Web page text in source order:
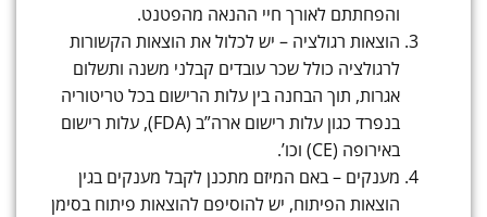
והפחתתם לאורך חיי ההנאה מהפטנט.
הוצאות רגולציה – יש לכלול את הוצאות הקשורות
לרגולציה כולל שכר עובדים קבלני משנה ותשלום
אגרות, תוך הבחנה בין עלות הרישום בכל טריטוריה
בנפרד כגון עלות רישום ארה”ב (FDA), עלות רישום
באירופה (CE) וכו’.
מענקים – באם המיזם מתכנן לקבל מענקים בגין
הוצאות הפיתוח, יש להוסיפם להוצאות פיתוח בסימן